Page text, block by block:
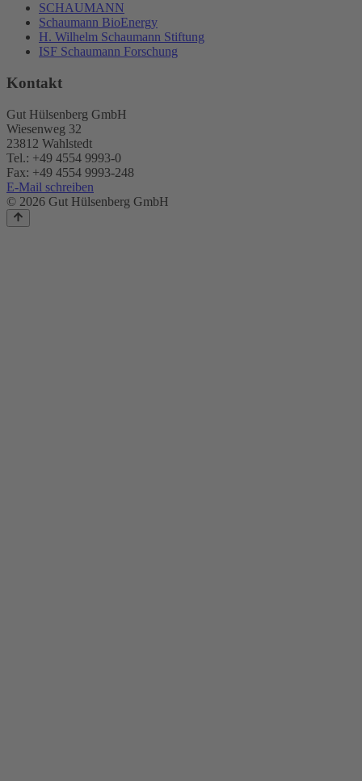
SCHAUMANN
Schaumann BioEnergy
H. Wilhelm Schaumann Stiftung
ISF Schaumann Forschung
Kontakt
Gut Hülsenberg GmbH
Wiesenweg 32
23812 Wahlstedt
Tel.: +49 4554 9993-0
Fax: +49 4554 9993-248
E-Mail schreiben
© 2026 Gut Hülsenberg GmbH